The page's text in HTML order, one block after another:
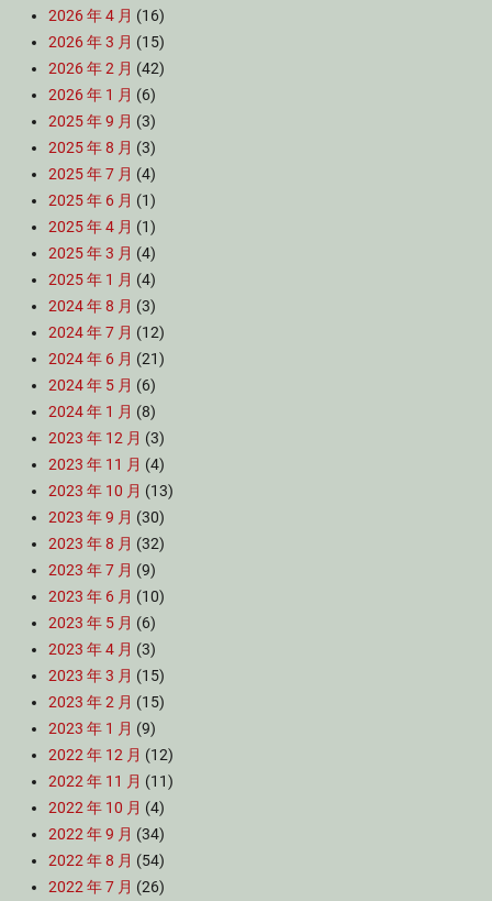
2026 年 4 月 (16)
2026 年 3 月 (15)
2026 年 2 月 (42)
2026 年 1 月 (6)
2025 年 9 月 (3)
2025 年 8 月 (3)
2025 年 7 月 (4)
2025 年 6 月 (1)
2025 年 4 月 (1)
2025 年 3 月 (4)
2025 年 1 月 (4)
2024 年 8 月 (3)
2024 年 7 月 (12)
2024 年 6 月 (21)
2024 年 5 月 (6)
2024 年 1 月 (8)
2023 年 12 月 (3)
2023 年 11 月 (4)
2023 年 10 月 (13)
2023 年 9 月 (30)
2023 年 8 月 (32)
2023 年 7 月 (9)
2023 年 6 月 (10)
2023 年 5 月 (6)
2023 年 4 月 (3)
2023 年 3 月 (15)
2023 年 2 月 (15)
2023 年 1 月 (9)
2022 年 12 月 (12)
2022 年 11 月 (11)
2022 年 10 月 (4)
2022 年 9 月 (34)
2022 年 8 月 (54)
2022 年 7 月 (26)